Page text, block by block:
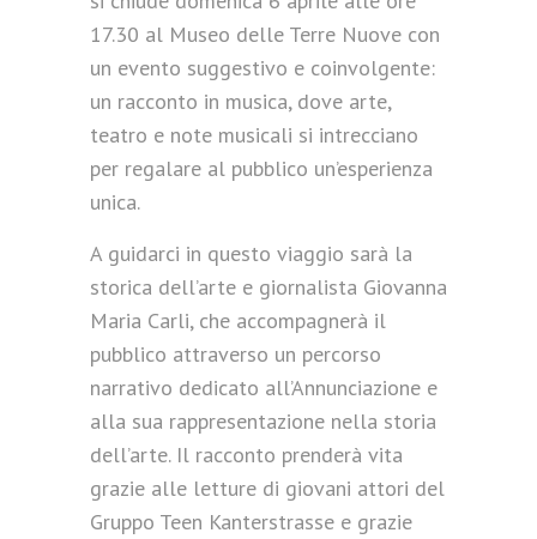
17.30 al Museo delle Terre Nuove con
un evento suggestivo e coinvolgente:
un racconto in musica, dove arte,
teatro e note musicali si intrecciano
per regalare al pubblico un’esperienza
unica.
A guidarci in questo viaggio sarà la
storica dell’arte e giornalista Giovanna
Maria Carli, che accompagnerà il
pubblico attraverso un percorso
narrativo dedicato all’Annunciazione e
alla sua rappresentazione nella storia
dell’arte. Il racconto prenderà vita
grazie alle letture di giovani attori del
Gruppo Teen Kanterstrasse e grazie